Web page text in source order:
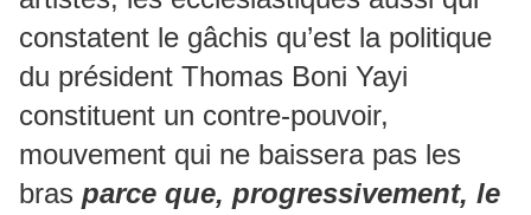
constatent le gâchis qu’est la politique
du président Thomas Boni Yayi
constituent un contre-pouvoir,
mouvement qui ne baissera pas les
bras parce que, progressivement, le